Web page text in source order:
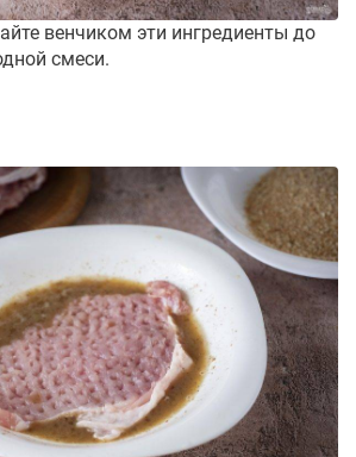
венчиком эти ингредиенты до
смеси.